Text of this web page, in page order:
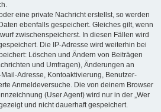
eine private Nachricht erstellst, so werden
ebenfalls gespeichert. Gleiches gilt, wenn
zwischenspeicherst. In diesen Fällen wird
Die IP-Adresse wird weiterhin bei
Löschen und Ändern von Beiträgen
und Umfragen), Änderungen an
Adresse, Kontoaktivierung, Benutzer-
Anmeldeversuche. Die von deinem Browser
(User Agent) wird nur in der „Wer
und nicht dauerhaft gespeichert.